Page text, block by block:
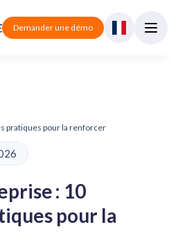
Demander une démo
pratiques pour la renforcer
: 10
pour la